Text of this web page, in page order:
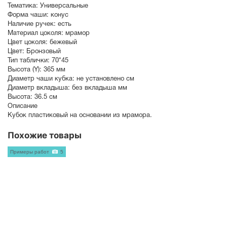
Тематика: Универсальные
Форма чаши: конус
Наличие ручек: есть
Материал цоколя: мрамор
Цвет цоколя: бежевый
Цвет: Бронзовый
Тип таблички: 70*45
Высота (Y): 365 мм
Диаметр чаши кубка: не установлено см
Диаметр вкладыша: без вкладыша мм
Высота: 36.5 см
Описание
Кубок пластиковый на основании из мрамора.
Похожие товары
Примеры работ 5